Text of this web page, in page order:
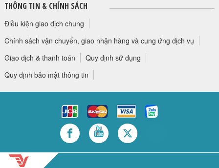
THÔNG TIN & CHÍNH SÁCH
Điều kiện giao dịch chung
Chính sách vận chuyển, giao nhận hàng và cung ứng dịch vụ
Giao dịch & thanh toán
Quy định sử dụng
Quy định bảo mật thông tin